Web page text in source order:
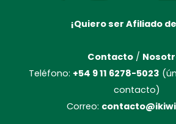
¡Quiero ser Afiliado
Contacto/
Teléfono: +54 9 11 6278-5023
contacto)
Correo: